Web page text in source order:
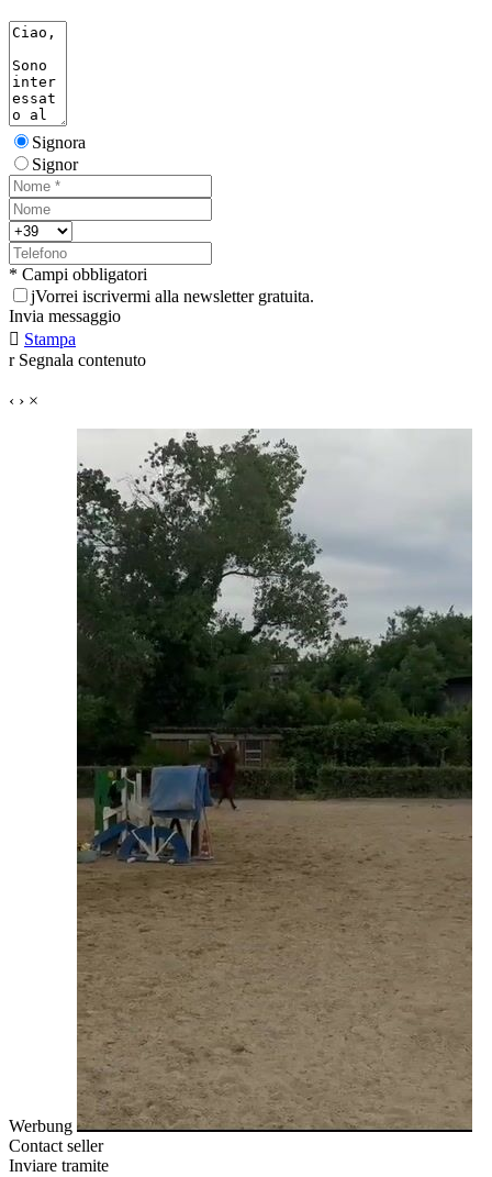
Signora
Signor
* Campi obbligatori
jVorrei iscrivermi alla newsletter gratuita.
Invia messaggio
 Stampa
r Segnala contenuto
‹ › ×
Werbung
Contact seller
Inviare tramite